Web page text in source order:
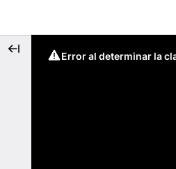
Error al determinar la